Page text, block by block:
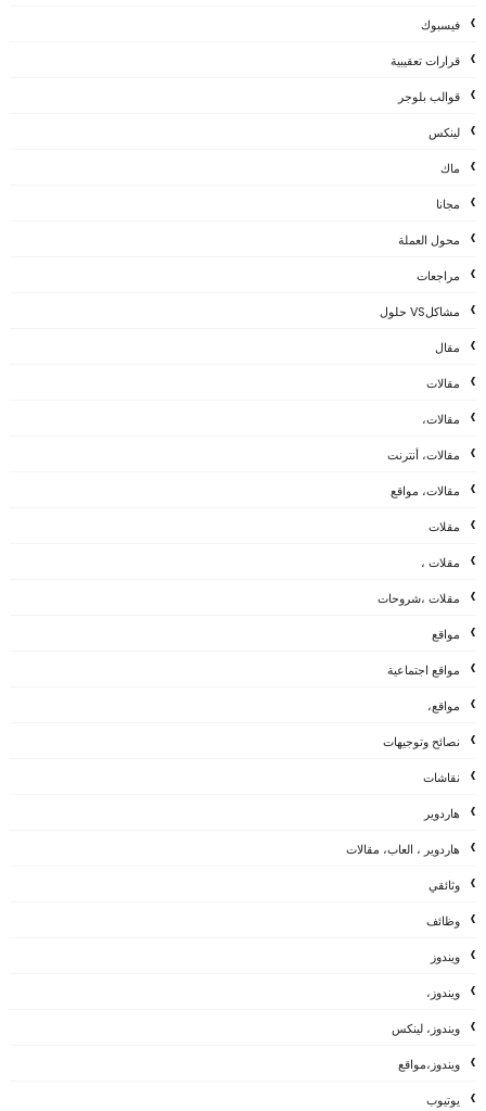
فيسبوك
قرارات تعقيبية
قوالب بلوجر
لينكس
ماك
مجانا
محول العملة
مراجعات
مشاكلVS حلول
مقال
مقالات
مقالات،
مقالات، أنترنت
مقالات، مواقع
مقلات
مقلات ،
مقلات ،شروحات
مواقع
مواقع اجتماعية
مواقع،
نصائح وتوجيهات
نقاشات
هاردوير
هاردوير ، العاب، مقالات
وثائقي
وظائف
ويندوز
ويندوز،
ويندوز، لينكس
ويندوز،مواقع
يوتيوب